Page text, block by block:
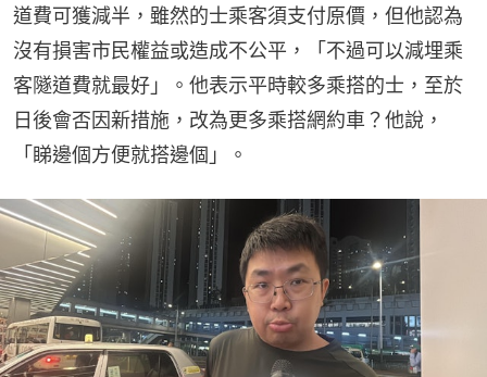
道費可獲減半，雖然的士乘客須支付原價，但他認為
沒有損害市民權益或造成不公平，「不過可以減埋乘
客隧道費就最好」。他表示平時較多乘搭的士，至於
日後會否因新措施，改為更多乘搭網約車？他說，
「睇邊個方便就搭邊個」。